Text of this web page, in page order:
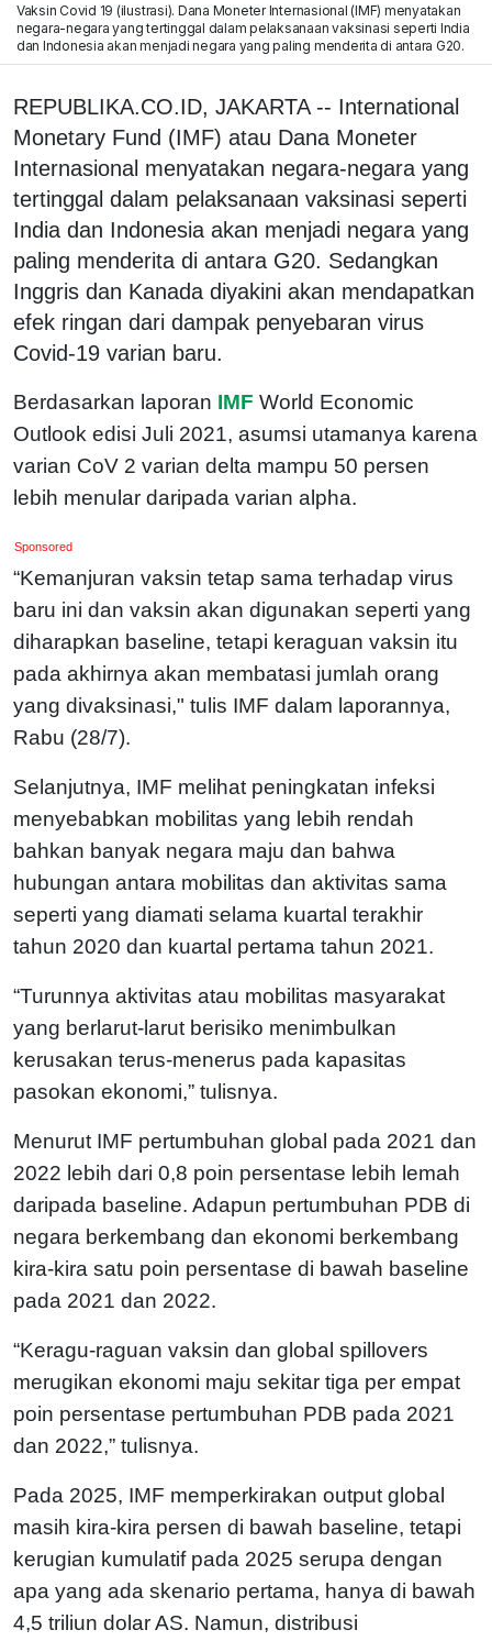
Vaksin Covid 19 (ilustrasi). Dana Moneter Internasional (IMF) menyatakan
negara-negara yang tertinggal dalam pelaksanaan vaksinasi seperti India
dan Indonesia akan menjadi negara yang paling menderita di antara G20.
REPUBLIKA.CO.ID, JAKARTA -- International
Monetary Fund (IMF) atau Dana Moneter
Internasional menyatakan negara-negara yang
tertinggal dalam pelaksanaan vaksinasi seperti
India dan Indonesia akan menjadi negara yang
paling menderita di antara G20. Sedangkan
Inggris dan Kanada diyakini akan mendapatkan
efek ringan dari dampak penyebaran virus
Covid-19 varian baru.
Berdasarkan laporan IMF World Economic
Outlook edisi Juli 2021, asumsi utamanya karena
varian CoV 2 varian delta mampu 50 persen
lebih menular daripada varian alpha.
Sponsored
“Kemanjuran vaksin tetap sama terhadap virus
baru ini dan vaksin akan digunakan seperti yang
diharapkan baseline, tetapi keraguan vaksin itu
pada akhirnya akan membatasi jumlah orang
yang divaksinasi," tulis IMF dalam laporannya,
Rabu (28/7).
Selanjutnya, IMF melihat peningkatan infeksi
menyebabkan mobilitas yang lebih rendah
bahkan banyak negara maju dan bahwa
hubungan antara mobilitas dan aktivitas sama
seperti yang diamati selama kuartal terakhir
tahun 2020 dan kuartal pertama tahun 2021.
“Turunnya aktivitas atau mobilitas masyarakat
yang berlarut-larut berisiko menimbulkan
kerusakan terus-menerus pada kapasitas
pasokan ekonomi,” tulisnya.
Menurut IMF pertumbuhan global pada 2021 dan
2022 lebih dari 0,8 poin persentase lebih lemah
daripada baseline. Adapun pertumbuhan PDB di
negara berkembang dan ekonomi berkembang
kira-kira satu poin persentase di bawah baseline
pada 2021 dan 2022.
“Keragu-raguan vaksin dan global spillovers
merugikan ekonomi maju sekitar tiga per empat
poin persentase pertumbuhan PDB pada 2021
dan 2022,” tulisnya.
Pada 2025, IMF memperkirakan output global
masih kira-kira persen di bawah baseline, tetapi
kerugian kumulatif pada 2025 serupa dengan
apa yang ada skenario pertama, hanya di bawah
4,5 triliun dolar AS. Namun, distribusi